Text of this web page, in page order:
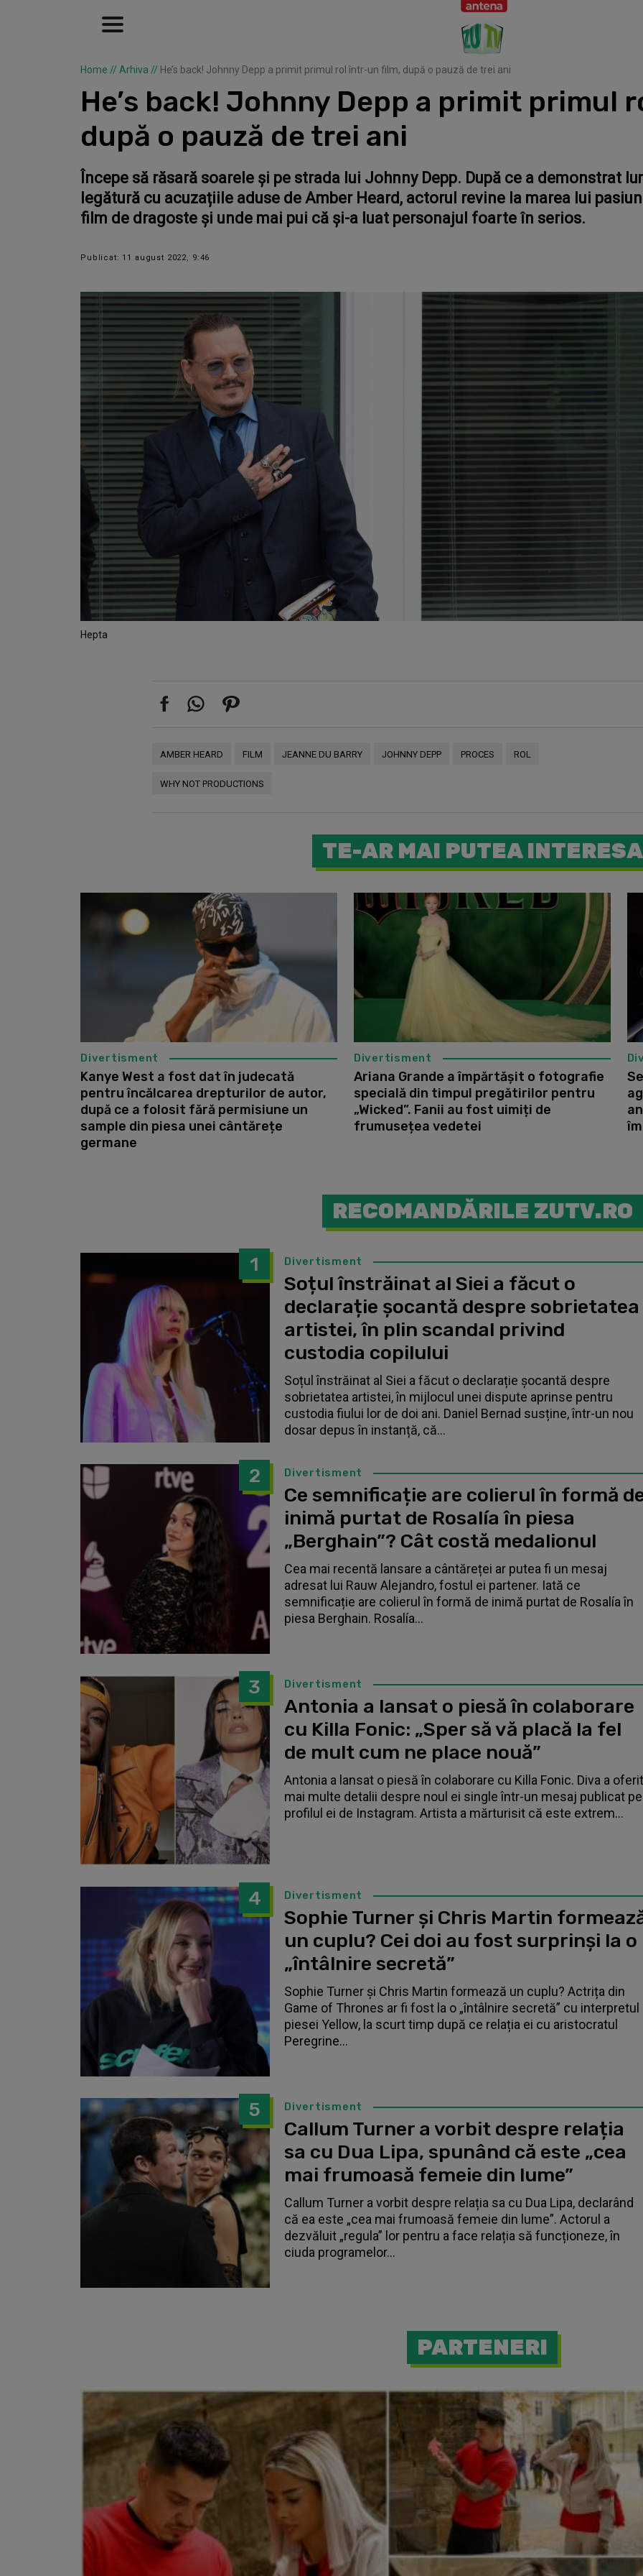
Home // Arhiva // He’s back! Johnny Depp a primit primul rol într-un film, după o pauză de trei ani
He’s back! Johnny Depp a primit primul
după o pauză de trei ani
Începe să răsară soarele și pe strada lui Johnny Depp. După ce a demonstrat
legătură cu acuzațiile aduse de Amber Heard, actorul revine la marea lui
film de dragoste și unde mai pui că și-a luat personajul foarte în serios.
Publicat: 11 august 2022, 9:46
Hepta
AMBER HEARD FILM JEANNE DU BARRY JOHNNY DEPP PROCES ROL
WHY NOT PRODUCTIONS
TE-AR MAI PUTEA INTERESA
Divertisment
Kanye West a fost dat în judecată
pentru încălcarea drepturilor de autor,
după ce a folosit fără permisiune un
sample din piesa unei cântărețe
germane
Divertisment
Ariana Grande a împărtășit o fotografie
specială din timpul pregătirilor pentru
„Wicked”. Fanii au fost uimiți de
frumusețea vedetei
RECOMANDĂRILE ZUTV.RO
1 Divertisment
Soțul înstrăinat al Siei a făcut o
declarație șocantă despre sobrietatea
artistei, în plin scandal privind
custodia copilului
Soțul înstrăinat al Siei a făcut o declarație șocantă despre
sobrietatea artistei, în mijlocul unei dispute aprinse pentru
custodia fiului lor de doi ani. Daniel Bernad susține, într-un nou
dosar depus în instanță, că...
2 Divertisment
Ce semnificație are colierul în formă
inimă purtat de Rosalía în piesa
„Berghain”? Cât costă medalionul
Cea mai recentă lansare a cântăreței ar putea fi un mesaj
adresat lui Rauw Alejandro, fostul ei partener. Iată ce
semnificație are colierul în formă de inimă purtat de Rosalía în
piesa Berghain. Rosalía...
3 Divertisment
Antonia a lansat o piesă în colaborare
cu Killa Fonic: „Sper să vă placă la fel
de mult cum ne place nouă”
Antonia a lansat o piesă în colaborare cu Killa Fonic. Diva a oferit
mai multe detalii despre noul ei single într-un mesaj publicat pe
profilul ei de Instagram. Artista a mărturisit că este extrem...
4 Divertisment
Sophie Turner și Chris Martin
un cuplu? Cei doi au fost surprinși la o
„întâlnire secretă”
Sophie Turner și Chris Martin formează un cuplu? Actrița din
Game of Thrones ar fi fost la o „întâlnire secretă” cu interpretul
piesei Yellow, la scurt timp după ce relația ei cu aristocratul
Peregrine...
5 Divertisment
Callum Turner a vorbit despre relația
sa cu Dua Lipa, spunând că este „cea
mai frumoasă femeie din lume”
Callum Turner a vorbit despre relația sa cu Dua Lipa, declarând
că ea este „cea mai frumoasă femeie din lume”. Actorul a
dezvăluit „regula” lor pentru a face relația să funcționeze, în
ciuda programelor...
PARTENERI